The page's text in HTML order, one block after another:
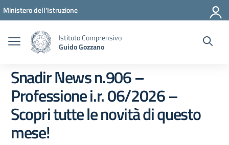
Vai ai contenuti
Vai al menu di navigazione
Vai al footer
Ministero dell'Istruzione
Istituto Comprensivo
Guido Gozzano
Snadir News n.906 –
Professione i.r. 06/2026 –
Scopri tutte le novità di questo
mese!